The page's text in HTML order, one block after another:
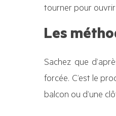
tourner pour
Les
Sachez que
forcée. C’est le
balcon ou d’une